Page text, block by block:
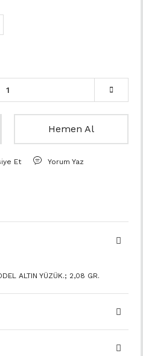
Hemen Al
Et Yorum Yaz
ALTIN YÜZÜK.; 2,08 GR.